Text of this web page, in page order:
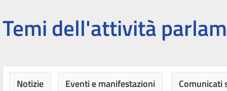
Temi dell'attività
Notizie Eventi e manifestazioni Comunicati